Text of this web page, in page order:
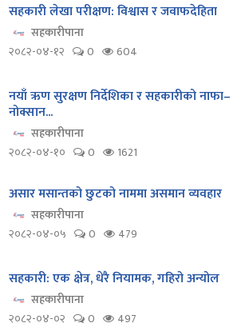
सहकारी लेखा परीक्षण: विश्वास र जवाफदेहिता
सहकारीपाना
२०८२-०४-१२
0 604
नयाँ ऋण सुरक्षण निर्देशिका र सहकारीको नाफा–
नोक्सान...
सहकारीपाना
२०८२-०४-१०
0 1621
असार मसान्तको छुटको नाममा असमान व्यवहार
सहकारीपाना
२०८२-०४-०५
0 479
सहकारी: एक क्षेत्र, धेरै नियामक, गहिरो अन्योल
सहकारीपाना
२०८२-०४-०२
0 497